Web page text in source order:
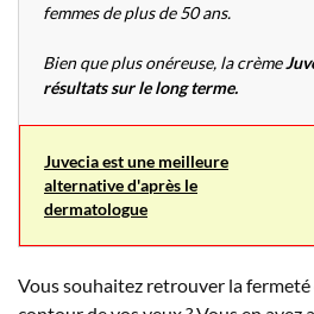
femmes de plus de 50 ans.
Bien que plus onéreuse, la crème
résultats sur le long terme.
Juvecia est une meilleure
alternative d'après le
dermatologue
Vous souhaitez retrouver la